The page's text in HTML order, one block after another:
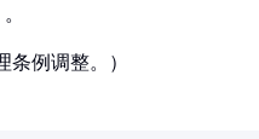
例调整。）